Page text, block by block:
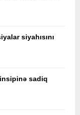
siyahısını
sadiq